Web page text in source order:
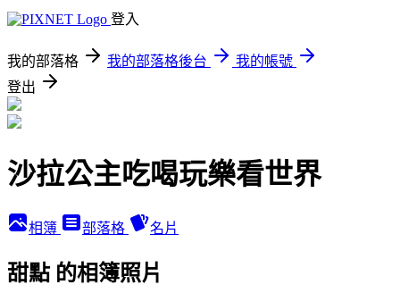
登入
我的部落格 我的部落格後台
我的帳號
登出
沙拉公主吃喝玩樂看世界
相簿 部落格 名片
甜點 的相簿照片